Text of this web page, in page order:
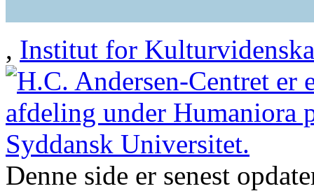
, Institut for
Denne side er senest